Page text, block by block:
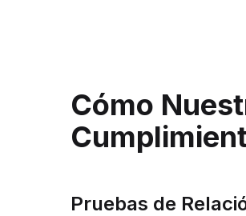
Cómo
Pruebas de